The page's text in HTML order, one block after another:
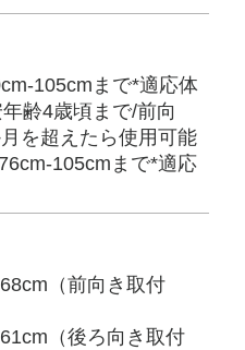
105cmまで*適応体
齢4歳頃まで/前向
を超えたら使用可能
105cmまで*適応
（前向き取付
（後ろ向き取付